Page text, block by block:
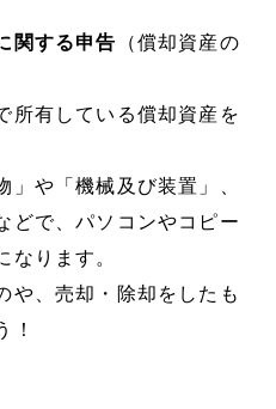
関する申告 （償却資産の
有している償却資産を
や「機械及び装置」、
どで、パソコンやコピー
なります。
、売却・除却をしたも
！